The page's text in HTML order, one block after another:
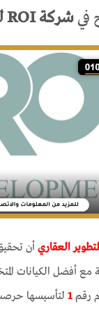
فيشركة ROI للتطوير العقاري
أن
مع أفضل الكيانات
رقم1 لتأسيسها